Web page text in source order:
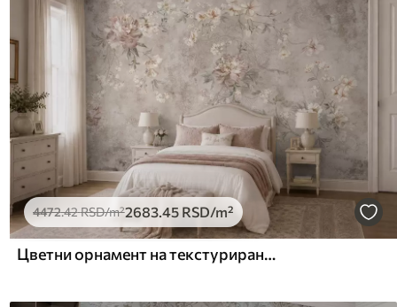
4472.42RSD/m²2683.45 RSD/m²
Цветни орнамент на текстурираној светлој позадини